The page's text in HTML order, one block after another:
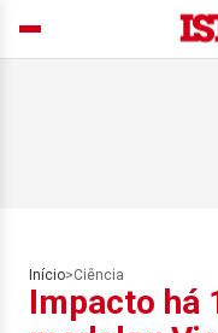
Início>Ciência
Impacto há